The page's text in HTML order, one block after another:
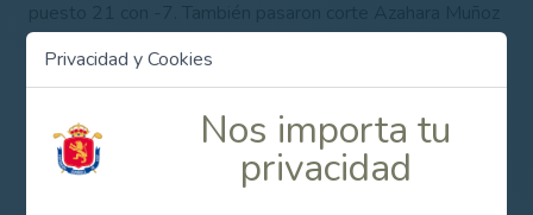
Privacidad y Cookies
Nos importa tu
privacidad
(T35, -5) y María Parra (T71, +8).
Además, Gonzalo Fernández-Castaño volvía al PGA Tour,
Puerto Rico Open . El madrileño ha ocupado el puesto
62 con -5. Al tiempo, Samuel del Val ha ocupado el
puesto 45 con -8 en el
Chitimacha Louisiana Open,